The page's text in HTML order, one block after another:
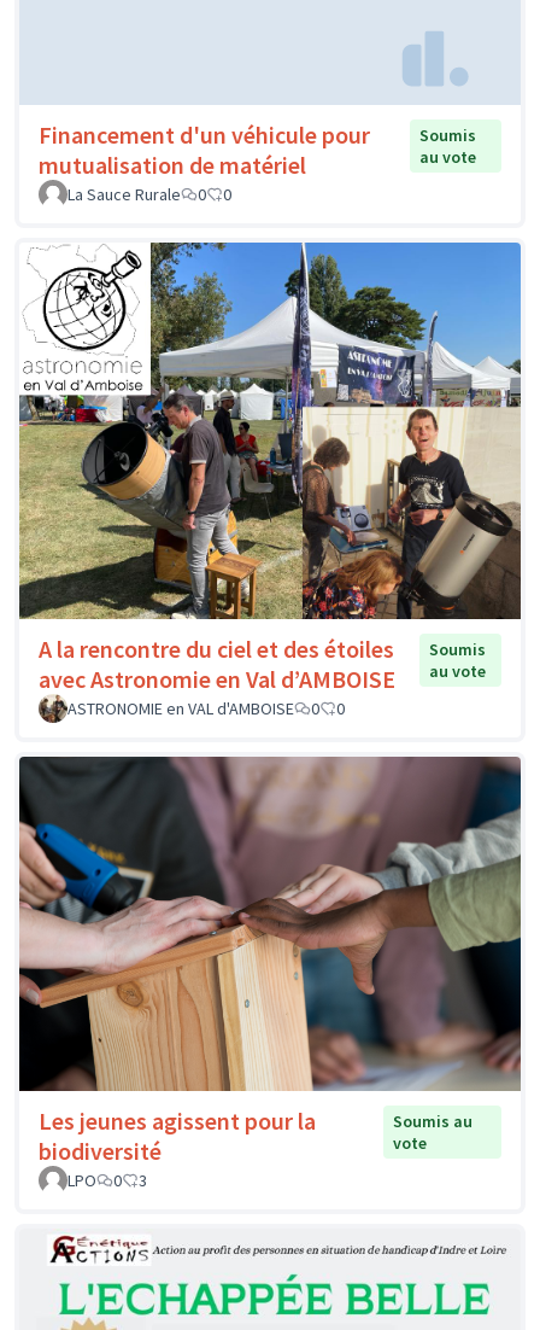
Financement d'un véhicule pour
mutualisation de matériel
Soumis
au vote
La Sauce Rurale
0 0
A la rencontre du ciel et des étoiles
avec Astronomie en Val d’AMBOISE
Soumis
au vote
ASTRONOMIE en VAL d'AMBOISE
0 0
Les jeunes agissent pour la
biodiversité
Soumis au
vote
LPO
0 3